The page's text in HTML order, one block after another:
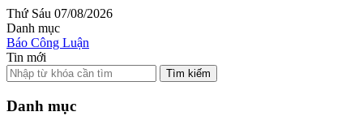
Thứ Sáu 07/08/2026
Danh mục
Báo Công Luận
Tin mới
Tìm kiếm
Danh mục